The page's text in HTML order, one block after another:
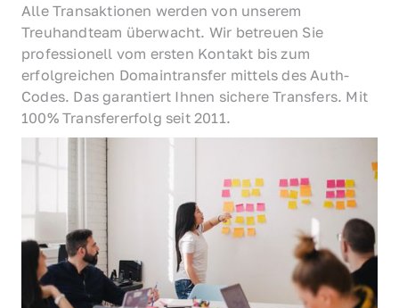
Alle Transaktionen werden von unserem
Treuhandteam überwacht. Wir betreuen Sie
professionell vom ersten Kontakt bis zum
erfolgreichen Domaintransfer mittels des Auth-
Codes. Das garantiert Ihnen sichere Transfers. Mit
100% Transfererfolg seit 2011.